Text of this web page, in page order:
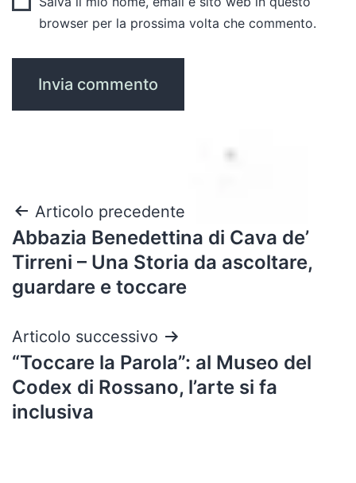
browser per la prossima volta che commento.
Navigazione
articoli
Articolo precedente
Abbazia Benedettina di Cava de’
Tirreni – Una Storia da ascoltare,
guardare e toccare
Articolo successivo
“Toccare la Parola”: al Museo del
Codex di Rossano, l’arte si fa
inclusiva